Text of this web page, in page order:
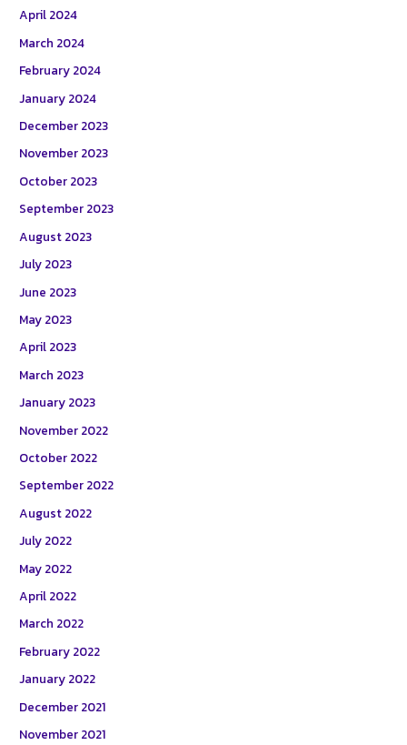
April 2024
March 2024
February 2024
January 2024
December 2023
November 2023
October 2023
September 2023
August 2023
July 2023
June 2023
May 2023
April 2023
March 2023
January 2023
November 2022
October 2022
September 2022
August 2022
July 2022
May 2022
April 2022
March 2022
February 2022
January 2022
December 2021
November 2021